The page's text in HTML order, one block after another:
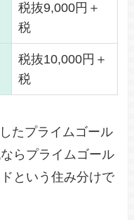
税抜9,000円＋
税
税抜10,000円＋
税
たプライムゴール
らプライムゴール
という住み分けで